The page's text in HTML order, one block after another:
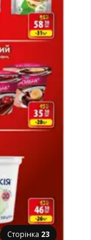
Сторінка 23